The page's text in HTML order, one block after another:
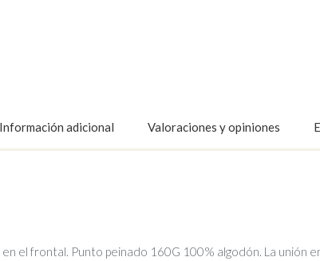
Información adicional Valoraciones y opiniones
el frontal. Punto peinado 160G 100% algodón. La